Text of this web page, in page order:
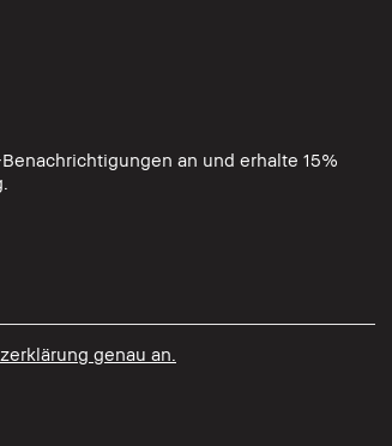
an und erhalte 15%
genau an.